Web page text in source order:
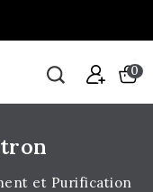
0
et Purification